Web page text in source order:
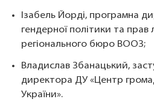
Ізабель Йорді, програмна
гендерної політики та
регіонального бюро ВООЗ;
Владислав Збанацький,
директора ДУ «Центр
України».